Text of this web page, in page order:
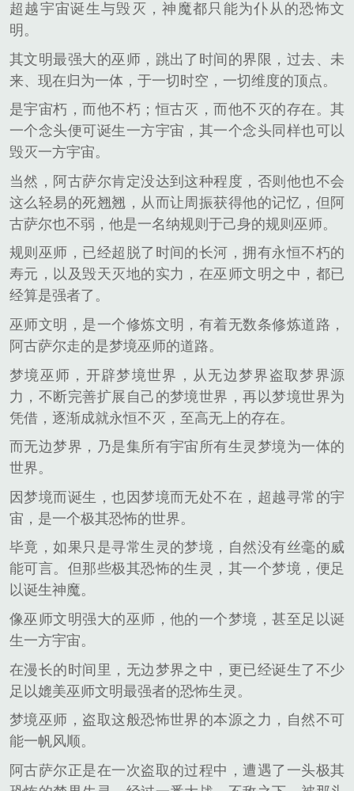
超越宇宙诞生与毁灭，神魔都只能为仆从的恐怖文
明。
其文明最强大的巫师，跳出了时间的界限，过去、未
来、现在归为一体，于一切时空，一切维度的顶点。
是宇宙朽，而他不朽；恒古灭，而他不灭的存在。其
一个念头便可诞生一方宇宙，其一个念头同样也可以
毁灭一方宇宙。
当然，阿古萨尔肯定没达到这种程度，否则他也不会
这么轻易的死翘翘，从而让周振获得他的记忆，但阿
古萨尔也不弱，他是一名纳规则于己身的规则巫师。
规则巫师，已经超脱了时间的长河，拥有永恒不朽的
寿元，以及毁天灭地的实力，在巫师文明之中，都已
经算是强者了。
巫师文明，是一个修炼文明，有着无数条修炼道路，
阿古萨尔走的是梦境巫师的道路。
梦境巫师，开辟梦境世界，从无边梦界盗取梦界源
力，不断完善扩展自己的梦境世界，再以梦境世界为
凭借，逐渐成就永恒不灭，至高无上的存在。
而无边梦界，乃是集所有宇宙所有生灵梦境为一体的
世界。
因梦境而诞生，也因梦境而无处不在，超越寻常的宇
宙，是一个极其恐怖的世界。
毕竟，如果只是寻常生灵的梦境，自然没有丝毫的威
能可言。但那些极其恐怖的生灵，其一个梦境，便足
以诞生神魔。
像巫师文明强大的巫师，他的一个梦境，甚至足以诞
生一方宇宙。
在漫长的时间里，无边梦界之中，更已经诞生了不少
足以媲美巫师文明最强者的恐怖生灵。
梦境巫师，盗取这般恐怖世界的本源之力，自然不可
能一帆风顺。
阿古萨尔正是在一次盗取的过程中，遭遇了一头极其